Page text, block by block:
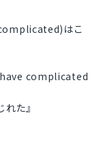
はこ
complicated
た』